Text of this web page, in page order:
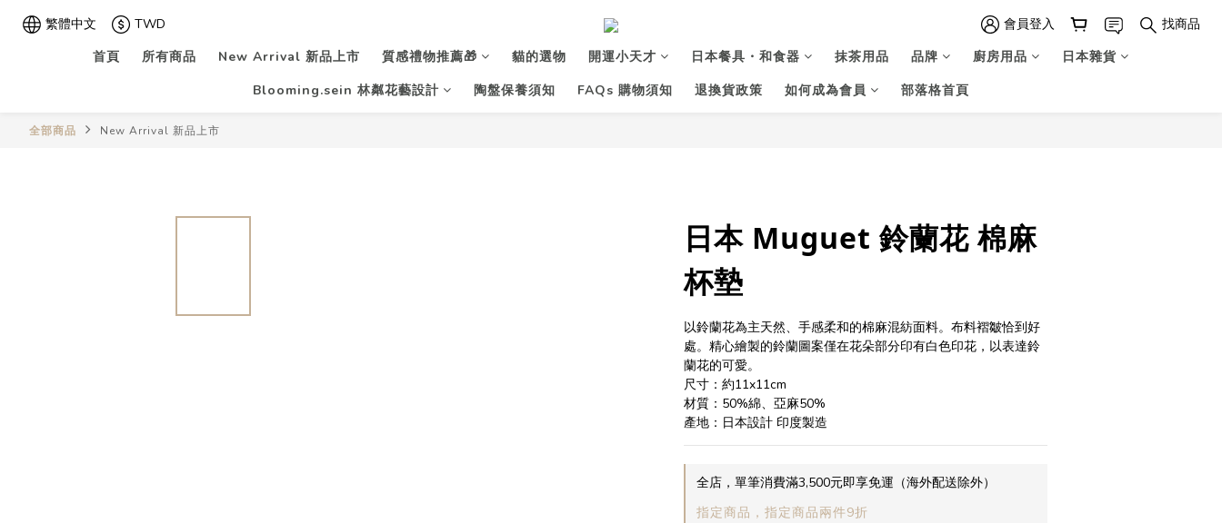
繁體中文 TWD 會員登入
找商品
首頁
所有商品 New Arrival 新品上市 質感禮物推薦🎁 貓的選物 開運小天才 日本餐具・和食器 抹茶用品 品牌 廚房用品
日本雜貨
Blooming.sein 林粼花藝設計
陶盤保養須知 FAQs 購物須知 退換貨政策 如何成為會員 部落格首頁
全部商品 New Arrival 新品上市
日本 Muguet 鈴蘭花 棉麻
杯墊
以鈴蘭花為主天然、手感柔和的棉麻混紡面料。布料褶皺恰到好
處。精心繪製的鈴蘭圖案僅在花朵部分印有白色印花，以表達鈴
蘭花的可愛。
尺寸：約11x11cm
材質：50%綿、亞麻50%
產地：日本設計 印度製造
全店，單筆消費滿3,500元即享免運（海外配送除外）
指定商品，指定商品兩件9折